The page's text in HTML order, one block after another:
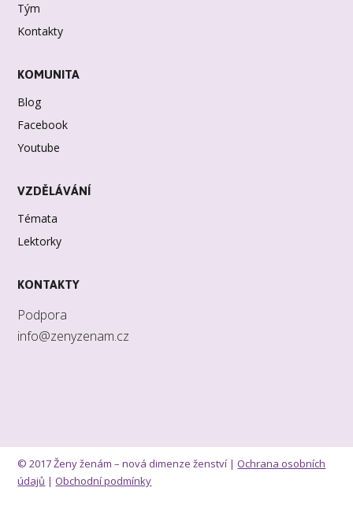
Tým
Kontakty
KOMUNITA
Blog
Facebook
Youtube
VZDĚLÁVÁNÍ
Témata
Lektorky
KONTAKTY
Podpora
info@zenyzenam.cz
© 2017 Ženy ženám – nová dimenze ženství | Ochrana osobních
údajů | Obchodní podmínky